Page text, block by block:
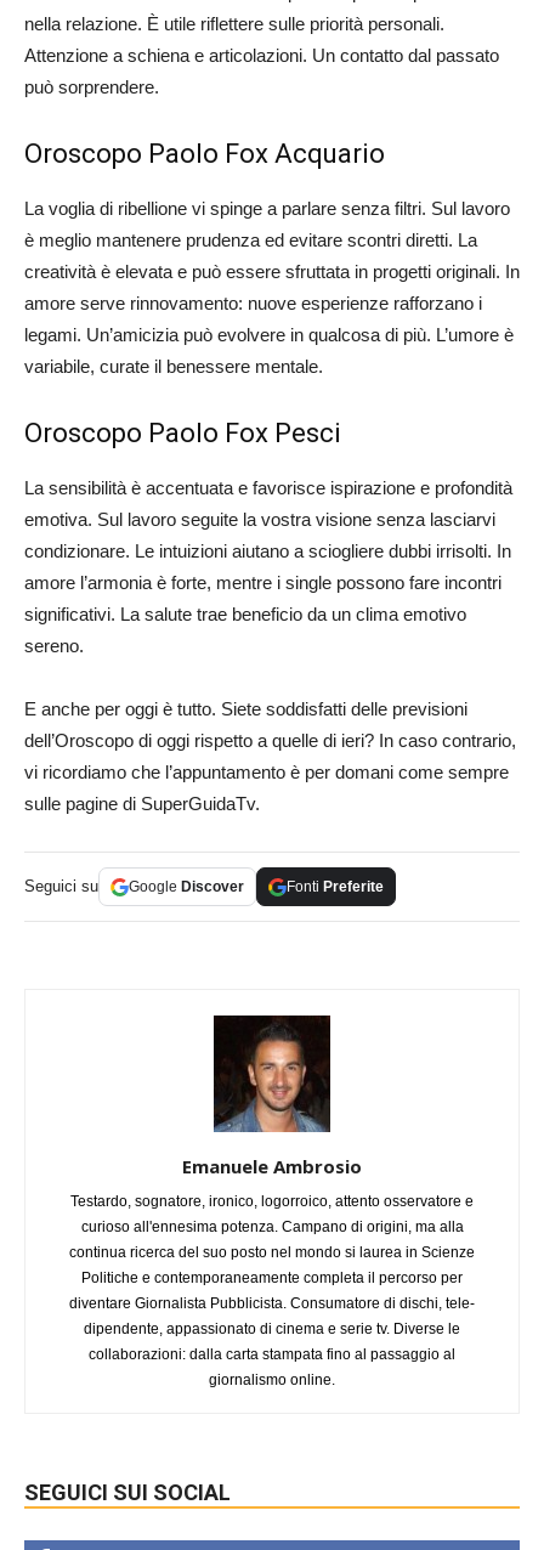
nella relazione. È utile riflettere sulle priorità personali.
Attenzione a schiena e articolazioni. Un contatto dal passato
può sorprendere.
Oroscopo Paolo Fox Acquario
La voglia di ribellione vi spinge a parlare senza filtri. Sul lavoro
è meglio mantenere prudenza ed evitare scontri diretti. La
creatività è elevata e può essere sfruttata in progetti originali. In
amore serve rinnovamento: nuove esperienze rafforzano i
legami. Un’amicizia può evolvere in qualcosa di più. L’umore è
variabile, curate il benessere mentale.
Oroscopo Paolo Fox Pesci
La sensibilità è accentuata e favorisce ispirazione e profondità
emotiva. Sul lavoro seguite la vostra visione senza lasciarvi
condizionare. Le intuizioni aiutano a sciogliere dubbi irrisolti. In
amore l’armonia è forte, mentre i single possono fare incontri
significativi. La salute trae beneficio da un clima emotivo
sereno.
E anche per oggi è tutto. Siete soddisfatti delle previsioni
dell’Oroscopo di oggi rispetto a quelle di ieri? In caso contrario,
vi ricordiamo che l’appuntamento è per domani come sempre
sulle pagine di SuperGuidaTv.
Seguici su Google Discover Fonti Preferite
Emanuele Ambrosio
Testardo, sognatore, ironico, logorroico, attento osservatore e
curioso all'ennesima potenza. Campano di origini, ma alla
continua ricerca del suo posto nel mondo si laurea in Scienze
Politiche e contemporaneamente completa il percorso per
diventare Giornalista Pubblicista. Consumatore di dischi, tele-
dipendente, appassionato di cinema e serie tv. Diverse le
collaborazioni: dalla carta stampata fino al passaggio al
giornalismo online.
SEGUICI SUI SOCIAL